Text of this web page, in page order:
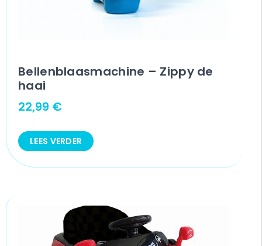
Bellenblaasmachine – Zippy de
haai
22,99 €
LEES VERDER